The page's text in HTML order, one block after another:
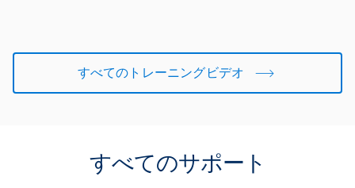
すべてのトレーニングビデオ
すべてのサポート